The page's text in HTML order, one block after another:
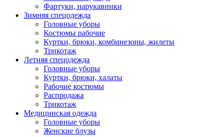
Фартуки, нарукавники
Зимняя спецодежда
Головные уборы
Костюмы рабочие
Куртки, брюки, комбинезоны, жилеты
Трикотаж
Летняя спецодежда
Головные уборы
Куртки, брюки, халаты
Рабочие костюмы
Распродажа
Трикотаж
Медицинская одежда
Головные уборы
Женские блузы